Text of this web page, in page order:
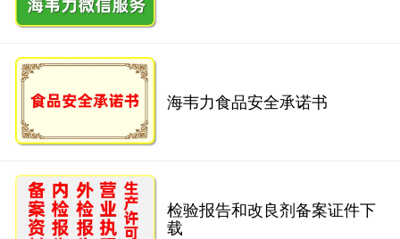
海韦力食品安全承诺书
检验报告和改良剂备案证件下
载